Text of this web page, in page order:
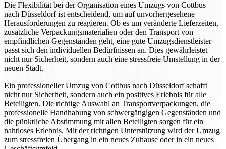
Die Flexibilität bei der Organisation eines Umzugs von Cottbus
nach Düsseldorf ist entscheidend, um auf unvorhergesehene
Herausforderungen zu reagieren. Ob es um veränderte Lieferzeiten,
zusätzliche Verpackungsmaterialien oder den Transport von
empfindlichen Gegenständen geht, eine gute Umzugsdienstleister
passt sich den individuellen Bedürfnissen an. Dies gewährleistet
nicht nur Sicherheit, sondern auch eine stressfreie Umstellung in der
neuen Stadt.
Ein professioneller Umzug von Cottbus nach Düsseldorf schafft
nicht nur Sicherheit, sondern auch ein positives Erlebnis für alle
Beteiligten. Die richtige Auswahl an Transportverpackungen, die
professionelle Handhabung von schwergängigen Gegenständen und
die pünktliche Abstimmung mit allen Beteiligten sorgen für ein
nahtloses Erlebnis. Mit der richtigen Unterstützung wird der Umzug
zum stressfreien Übergang in ein neues Zuhause oder in ein neues